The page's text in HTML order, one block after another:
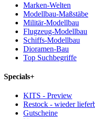
Marken-Welten
Modellbau-Maßstäbe
Militär-Modellbau
Flugzeug-Modellbau
Schiffs-Modellbau
Dioramen-Bau
Top Suchbegriffe
Specials+
KITS - Preview
Restock - wieder
Gutscheine